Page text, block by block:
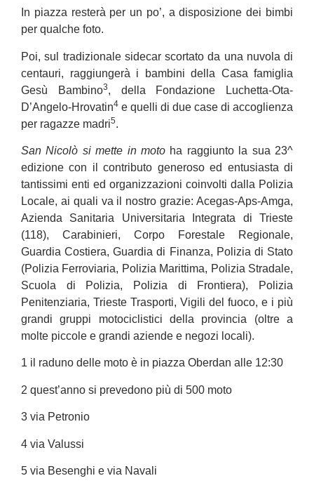
In piazza resterà per un po’, a disposizione dei bimbi
per qualche foto.
Poi, sul tradizionale sidecar scortato da una nuvola di
centauri, raggiungerà i bambini della Casa famiglia
Gesù Bambino3, della Fondazione Luchetta-Ota-
D’Angelo-Hrovatin4 e quelli di due case di accoglienza
per ragazze madri5.
San Nicolò si mette in moto ha raggiunto la sua 23^
edizione con il contributo generoso ed entusiasta di
tantissimi enti ed organizzazioni coinvolti dalla Polizia
Locale, ai quali va il nostro grazie: Acegas-Aps-Amga,
Azienda Sanitaria Universitaria Integrata di Trieste
(118), Carabinieri, Corpo Forestale Regionale,
Guardia Costiera, Guardia di Finanza, Polizia di Stato
(Polizia Ferroviaria, Polizia Marittima, Polizia Stradale,
Scuola di Polizia, Polizia di Frontiera), Polizia
Penitenziaria, Trieste Trasporti, Vigili del fuoco, e i più
grandi gruppi motociclistici della provincia (oltre a
molte piccole e grandi aziende e negozi locali).
1 il raduno delle moto è in piazza Oberdan alle 12:30
2 quest’anno si prevedono più di 500 moto
3 via Petronio
4 via Valussi
5 via Besenghi e via Navali